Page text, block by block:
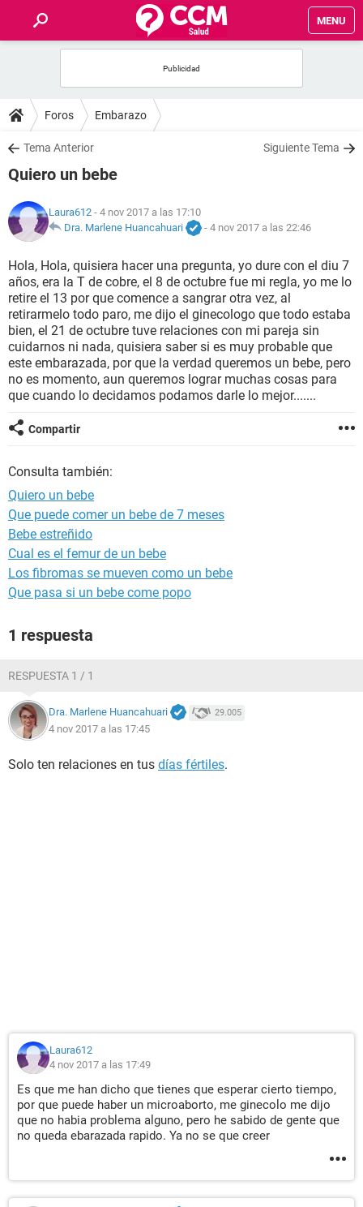
MENU
FOROS
SALUD
FAMILIA
NUTRICIÓN
BIENESTAR
SEXUALIDAD
GLOSARIO
Foros Embarazo
Tema Anterior Siguiente Tema
Quiero un bebe
Laura612 - 4 nov 2017 a las 17:10
Dra. Marlene Huancahuari
- 4 nov 2017 a las 22:46
Hola, Hola, quisiera hacer una pregunta, yo dure con el diu 7
años, era la T de cobre, el 8 de octubre fue mi regla, yo me lo
retire el 13 por que comence a sangrar otra vez, al
retirarmelo todo paro, me dijo el ginecologo que todo estaba
bien, el 21 de octubre tuve relaciones con mi pareja sin
cuidarnos ni nada, quisiera saber si es muy probable que
este embarazada, por que la verdad queremos un bebe, pero
no es momento, aun queremos lograr muchas cosas para
que cuando lo decidamos podamos darle lo mejor.......
Compartir
Consulta también:
Quiero un bebe
Que puede comer un bebe de 7 meses
Bebe estreñido
Cual es el femur de un bebe
Los fibromas se mueven como un bebe
Que pasa si un bebe come popo
1 respuesta
RESPUESTA 1 / 1
Dra. Marlene Huancahuari 29.005
4 nov 2017 a las 17:45
Solo ten relaciones en tus días fértiles.
Laura612
4 nov 2017 a las 17:49
Es que me han dicho que tienes que esperar cierto tiempo,
por que puede haber un microaborto, me ginecolo me dijo
que no habia problema alguno, pero he sabido de gente que
no queda ebarazada rapido. Ya no se que creer